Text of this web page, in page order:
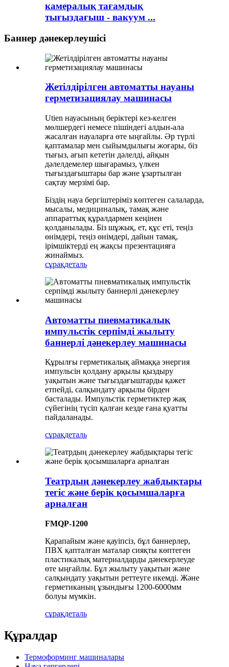
камералық тағамдық
тығыздағыш - вакуум ...
Баннер дәнекерлеушісі
Жетілдірілген автоматты науаны
герметизациялау машинасы
Utien науасының беріктері кез-келген
мөлшердегі немесе пішіндегі алдын-ала
жасалған науаларға өте ыңғайлы. Әр түрлі
қаптамалар мен сыйымдылығы жоғары, біз
тығыз, ағып кететін дәлелді, айқын
дәлелдемелер шығарамыз, үлкен
тығыздағыштары бар және ұзартылған
сақтау мерзімі бар.
Біздің науа бергіштеріміз көптеген салаларда,
мысалы, медициналық, тамақ және
аппараттық құралдармен кеңінен
қолданылады. Біз шұжық, ет, құс еті, теңіз
өнімдері, теңіз өнімдері, дайын тамақ,
ірімшіктерді ең жақсы презентацияға
жинаймыз.
сұрақдеталь
Автоматты пневматикалық
импульстік серпімді жылыту
баннерлі дәнекерлеу машинасы
Құрылғы герметикалық аймаққа энергия
импульсін қолдану арқылы қыздыру
уақытын және тығыздағыштарды қажет
етпейді, салқындату арқылы бірден
басталады. Импульстік герметиктер жақ
сүйегінің түсіп қалған кезде ғана қуатты
пайдаланады.
сұрақдеталь
Театрдың дәнекерлеу жабдықтары
тегіс және берік қосымшаларға
арналған
FMQP-1200
Қарапайым және қауіпсіз, бұл баннерлер,
ПВХ қапталған маталар сияқты көптеген
пластикалық материалдарды дәнекерлеуде
өте ыңғайлы. Бұл жылыту уақытын және
салқындату уақытын реттеуге икемді. Және
герметиканың ұзындығы 1200-6000мм
болуы мүмкін.
сұрақдеталь
Құралдар
Термоформинг машиналары